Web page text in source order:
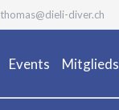
thomas@dieli-diver.ch
Events